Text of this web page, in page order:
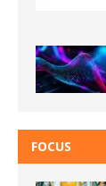
FOCUS